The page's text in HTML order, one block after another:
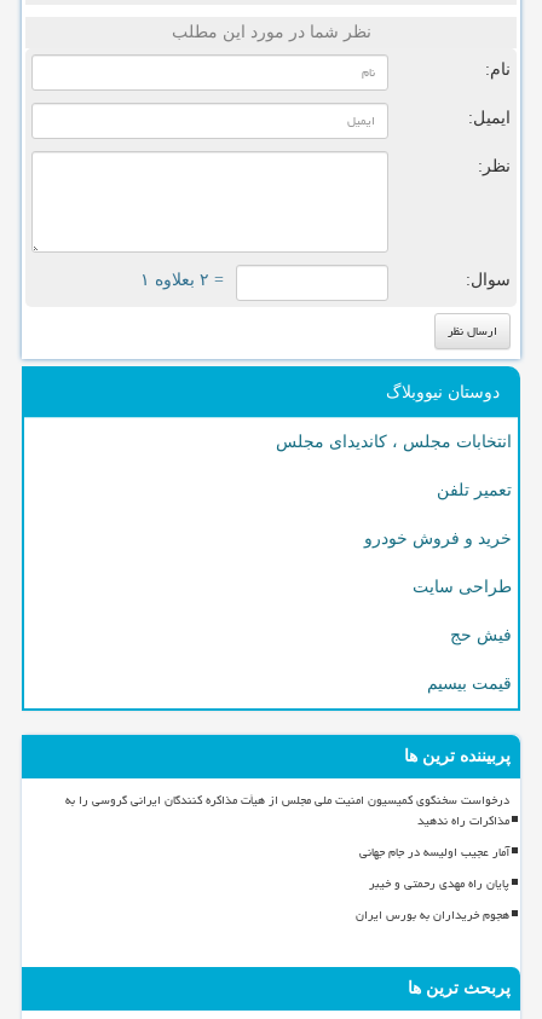
نظر شما در مورد این مطلب
نام:
ایمیل:
نظر:
سوال: = ۲ بعلاوه ۱
دوستان نیووبلاگ
انتخابات مجلس ، کاندیدای مجلس
تعمیر تلفن
خرید و فروش خودرو
طراحی سایت
فیش حج
قیمت بیسیم
پربیننده ترین ها
درخواست سخنگوی کمیسیون امنیت ملی مجلس از هیأت مذاکره کنندگان ایرانی گروسی را به
مذاکرات راه ندهید
آمار عجیب اولیسه در جام جهانی
پایان راه مهدی رحمتی و خیبر
هجوم خریداران به بورس ایران
پربحث ترین ها